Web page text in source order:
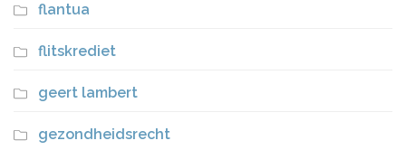
flantua
flitskrediet
geert lambert
gezondheidsrecht